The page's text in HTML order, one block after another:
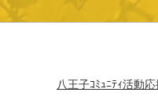
八王子ｺﾐｭﾆﾃｨ活動